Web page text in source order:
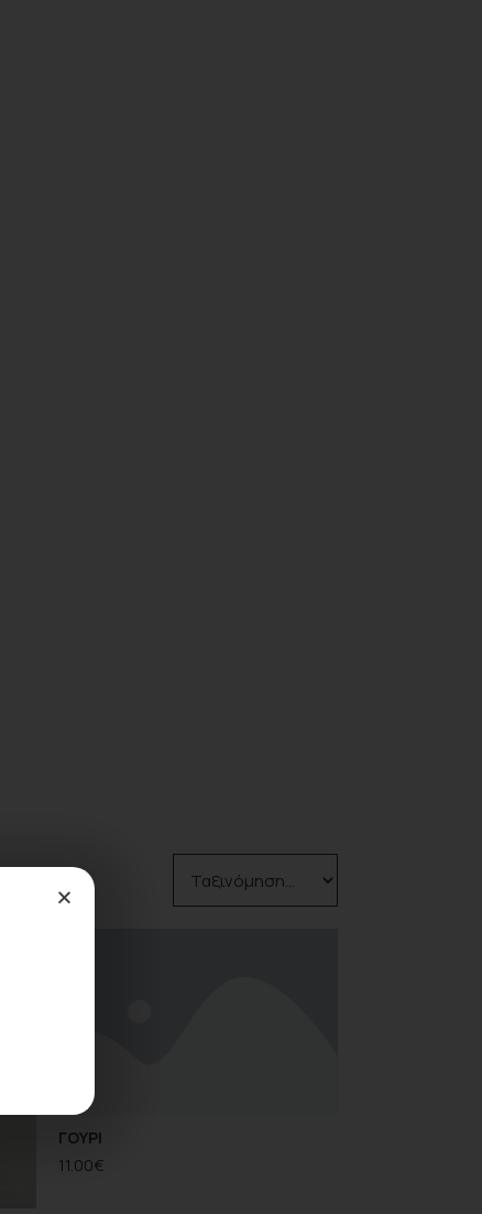
ΓΟΥΡΙ
11.00€